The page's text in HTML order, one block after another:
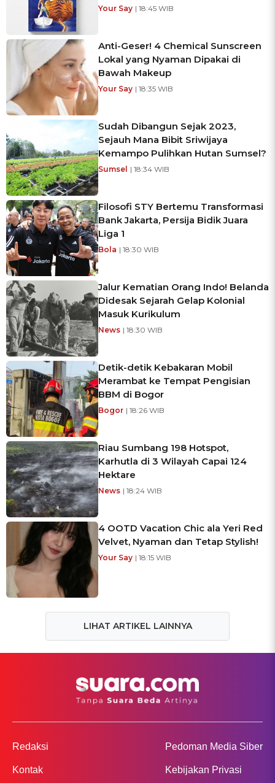
Your Say | 18:45 WIB
Anti-Geser! 4 Chemical Sunscreen
Lokal yang Nyaman Dipakai di
Bawah Makeup
Your Say | 18:35 WIB
Sudah Dibangun Sejak 2023,
Sejauh Mana Bibit Sriwijaya
Kemampo Pulihkan Hutan Sumsel?
Sumsel | 18:34 WIB
Filosofi STY Bertemu Transformasi
Bank Jakarta, Persija Bidik Juara
Liga 1
Bola | 18:30 WIB
Jalur Kematian Orang Indo! Belanda
Didesak Sejarah Gelap Kolonial
Masuk Kurikulum
News | 18:30 WIB
Detik-detik Kebakaran Mobil
Merambat ke Tempat Pengisian
BBM di Bogor
Bogor | 18:26 WIB
Riau Sumbang 198 Hotspot,
Karhutla di 3 Wilayah Capai 124
Hektare
News | 18:24 WIB
4 OOTD Vacation Chic ala Yeri Red
Velvet, Nyaman dan Tetap Stylish!
Your Say | 18:15 WIB
LIHAT ARTIKEL LAINNYA
Redaksi
Kontak
Pedoman Media Siber
Kebijakan Privasi